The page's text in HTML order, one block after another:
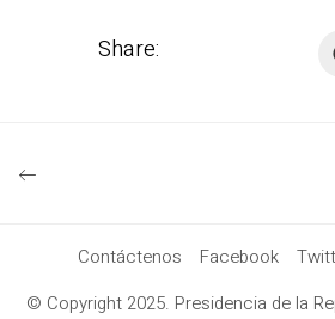
Share:
Contáctenos Facebook
© Copyright 2025. Presidencia de la